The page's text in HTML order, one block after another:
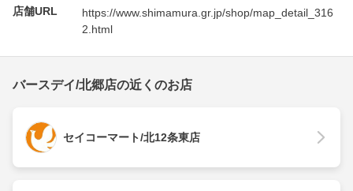
店舗URL
https://www.shimamura.gr.jp/shop/map_detail_316
2.html
バースデイ/北郷店の近くのお店
セイコーマート/北12条東店